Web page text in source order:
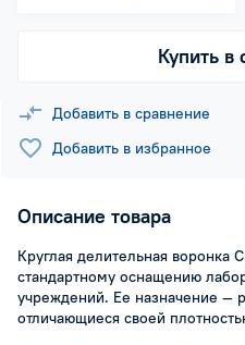
Купить в
Добавить в сравнение
Добавить в избранное
Описание товара
Круглая делительная воронка
стандартному оснащению
учреждений. Ее назначение —
отличающиеся своей